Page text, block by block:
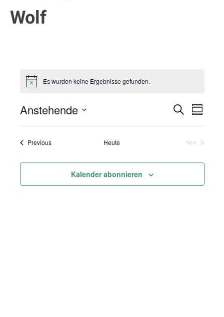
Wolf
Es wurden keine Ergebnisse gefunden.
Suche
und
Suche
Anstehende
Select
PreviousVeranstaltungen Heute
Next
Kalender abonnieren